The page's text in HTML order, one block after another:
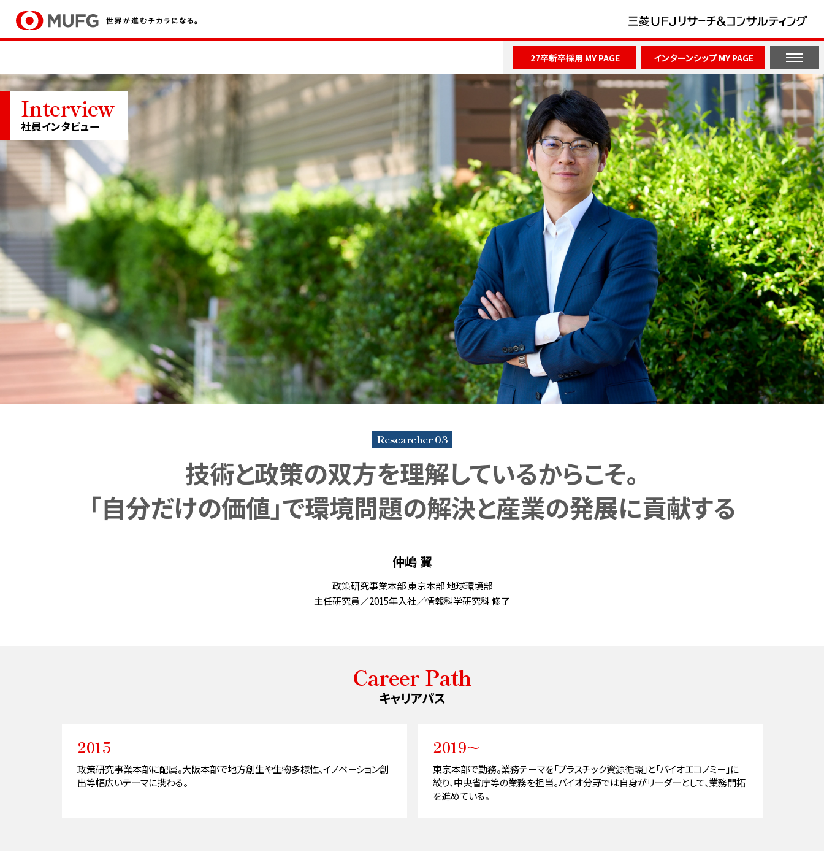
27卒新卒採用 MY PAGE インターンシップ MY PAGE
Company &
Services
会社と事業
MURCについて
キーワードで知るMURC
テーマから見る最前線
People &
Career
人とキャリア
職種と仕事
社員インタビュー
キャリア形成
Project
水素の社会実装プロジェクト
Cross Talk
クロストーク
若手同期座談会
Work
Environment
働く環境
人材育成
多様な働き方
Information
募集・イベント情報
募集要項
よくある質問
イベント情報
Internship
インターンシップ情報
開催概要・レポート
Interview
社員インタビュー
Researcher 03
技術と政策の双方を理解しているからこそ。
「自分だけの価値」で環境問題の解決と産業の発展に貢献する
仲嶋 翼
政策研究事業本部 東京本部 地球環境部
主任研究員／2015年入社／情報科学研究科 修了
Career Path
キャリアパス
2015
政策研究事業本部に配属。大阪本部で地方創生や生物多様性、イノベーション創
出等幅広いテーマに携わる。
2019～
東京本部で勤務。業務テーマを「プラスチック資源循環」と「バイオエコノミー」に
絞り、中央省庁等の業務を担当。バイオ分野では自身がリーダーとして、業務開拓
を進めている。